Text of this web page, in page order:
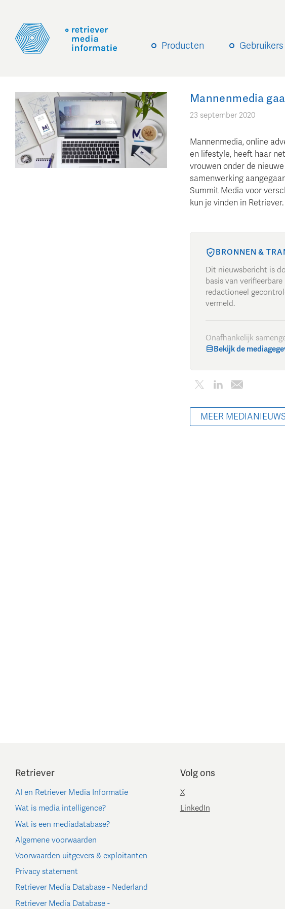
Producten Gebruikers
Mannenmedia
23 september 2020
Mannenmedia, online
en lifestyle, heeft haar
vrouwen onder de
samenwerking
Summit Media voor
kun je vinden in Retriever.
BRONNEN &
Dit nieuwsbericht is
basis van
redactioneel
vermeld.
Onafhankelijk
Bekijk de
MEER
Retriever
AI en Retriever Media Informatie
Wat is media intelligence?
Wat is een mediadatabase?
Algemene voorwaarden
Voorwaarden uitgevers & exploitanten
Privacy statement
Retriever Media Database - Nederland
Retriever Media Database -
Volg ons
X
LinkedIn